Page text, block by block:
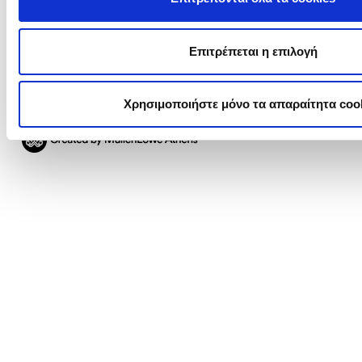
Επιτρέπεται η επιλογή
Χρησιμοποιήστε μόνο τα απαραίτητα
Πολιτική περί Προστασίας Προσωπικών Δεδομένων
Πολιτική Cookies